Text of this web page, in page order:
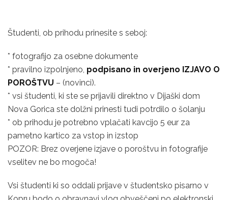
Študenti, ob prihodu prinesite s seboj:
* fotografijo za osebne dokumente
* pravilno izpolnjeno, podpisano in overjeno IZJAVO O
POROŠTVU – (novinci).
* vsi študenti, ki ste se prijavili direktno v Dijaški dom
Nova Gorica ste dolžni prinesti tudi potrdilo o šolanju
* ob prihodu je potrebno vplačati kavcijo 5 eur za
pametno kartico za vstop in izstop
POZOR: Brez overjene izjave o poroštvu in fotografije
vselitev ne bo mogoča!
Vsi študenti ki so oddali prijave v študentsko pisarno v